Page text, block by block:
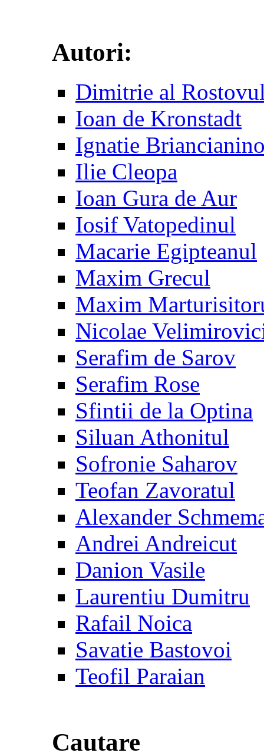
Autori:
Dimitrie al
Ioan de Kronstadt
Ignatie
Ilie Cleopa
Ioan Gura de Aur
Iosif Vatopedinul
Macarie Egipteanul
Maxim Grecul
Maxim
Nicolae
Serafim de Sarov
Serafim Rose
Sfintii de la Optina
Siluan Athonitul
Sofronie Saharov
Teofan Zavoratul
Alexander
Andrei Andreicut
Danion Vasile
Laurentiu Dumitru
Rafail Noica
Savatie Bastovoi
Teofil Paraian
Cautare